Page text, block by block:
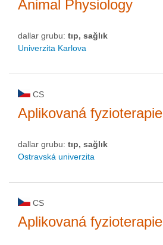
Animal Physiology
dallar grubu: tıp, sağlık
Univerzita Karlova
CS
Aplikovaná fyzioterapie
dallar grubu: tıp, sağlık
Ostravská univerzita
CS
Aplikovaná fyzioterapie